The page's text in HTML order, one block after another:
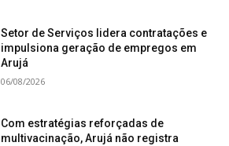
Setor de Serviços lidera contratações e
impulsiona geração de empregos em
Arujá
06/08/2026
Com estratégias reforçadas de
multivacinação, Arujá não registra